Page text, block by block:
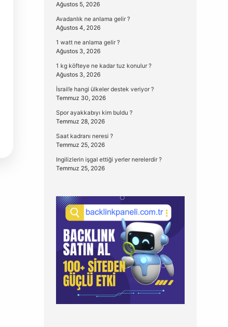
Ağustos 5, 2026
Avadanlık ne anlama gelir ?
Ağustos 4, 2026
1 watt ne anlama gelir ?
Ağustos 3, 2026
1 kg köfteye ne kadar tuz konulur ?
Ağustos 3, 2026
İsrail’e hangi ülkeler destek veriyor ?
Temmuz 30, 2026
Spor ayakkabıyı kim buldu ?
Temmuz 28, 2026
Saat kadranı neresi ?
Temmuz 25, 2026
Ingilizlerin işgal ettiği yerler nerelerdir ?
Temmuz 25, 2026